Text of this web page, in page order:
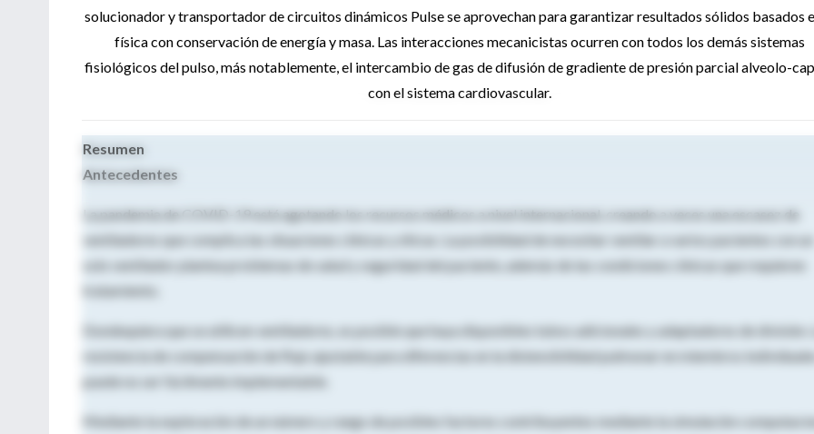
solucionador y transportador de circuitos dinámicos Pulse se aprovechan para garantizar resultados sólidos basados
física con conservación de energía y masa. Las interacciones mecanicistas ocurren con todos los demás sistemas
fisiológicos del pulso, más notablemente, el intercambio de gas de difusión de gradiente de presión parcial alveolo-
con el sistema cardiovascular.
Resumen
Antecedentes
La pandemia de COVID-19 está agotando los recursos médicos a nivel internacional, creando a veces una escasez de
ventiladores que complica las situaciones clínicas y éticas. La posibilidad de necesitar ventilar a varios pacientes con un
solo ventilador plantea problemas de salud y seguridad del paciente, además de las condiciones clínicas que requieren
tratamiento.
Dondequiera que se utilicen ventiladores, es posible que haya disponibles tubos adicionales y adaptadores de división.
resistencia de compensación de flujo ajustable para diferencias en la distensibilidad pulmonar en miembros individuales
puede no ser fácilmente implementable.
Mediante la exploración de un número y rango de posibles factores contribuyentes mediante la simulación